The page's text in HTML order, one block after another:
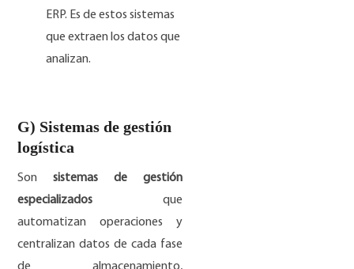
ERP. Es de estos sistemas
que extraen los datos que
analizan.
G) Sistemas de gestión
logística
Sonsistemas de gestión
especializados que
automatizan operaciones y
centralizan datos de cada fase